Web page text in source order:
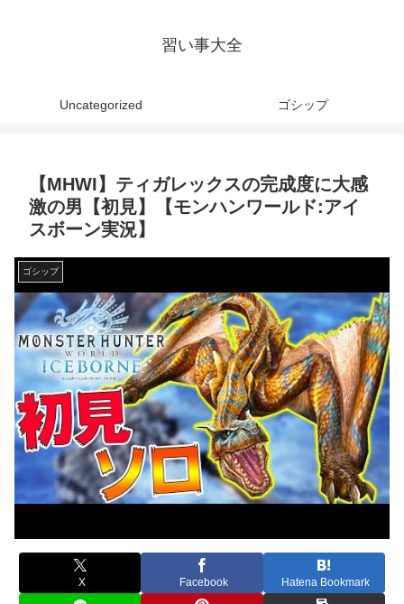
習い事大全
Uncategorized ゴシップ
【MHWI】ティガレックスの完成度に大感
激の男【初見】【モンハンワールド:アイ
スボーン実況】
ゴシップ
X Facebook Hatena Bookmark